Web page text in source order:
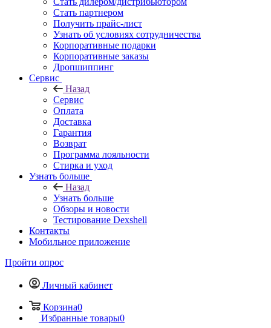
Стать партнером
Получить прайс-лист
Узнать об условиях сотрудничества
Корпоративные подарки
Корпоративные заказы
Дропшиппинг
Сервис
Назад
Сервис
Оплата
Доставка
Гарантия
Возврат
Программа лояльности
Стирка и уход
Узнать больше
Назад
Узнать больше
Обзоры и новости
Тестирование Dexshell
Контакты
Мобильное приложение
Пройти опрос
Личный кабинет
Корзина0
Избранные товары0